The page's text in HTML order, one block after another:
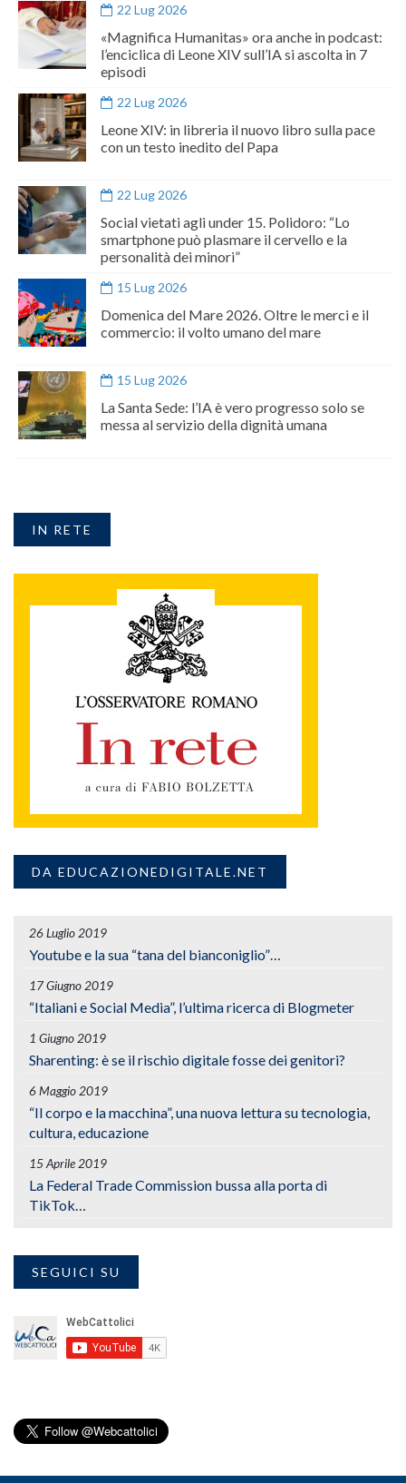
22 Lug 2026
«Magnifica Humanitas» ora anche in podcast:
l’enciclica di Leone XIV sull’IA si ascolta in 7
episodi
22 Lug 2026
Leone XIV: in libreria il nuovo libro sulla pace
con un testo inedito del Papa
22 Lug 2026
Social vietati agli under 15. Polidoro: “Lo
smartphone può plasmare il cervello e la
personalità dei minori”
15 Lug 2026
Domenica del Mare 2026. Oltre le merci e il
commercio: il volto umano del mare
15 Lug 2026
La Santa Sede: l’IA è vero progresso solo se
messa al servizio della dignità umana
IN RETE
DA EDUCAZIONEDIGITALE.NET
26 Luglio 2019
Youtube e la sua “tana del bianconiglio”…
17 Giugno 2019
“Italiani e Social Media”, l’ultima ricerca di Blogmeter
1 Giugno 2019
Sharenting: è se il rischio digitale fosse dei genitori?
6 Maggio 2019
“Il corpo e la macchina”, una nuova lettura su tecnologia,
cultura, educazione
15 Aprile 2019
La Federal Trade Commission bussa alla porta di
TikTok…
SEGUICI SU